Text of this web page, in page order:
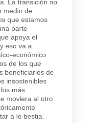
La transición no
medio de
que estamos
parte
apoya el
eso va a
económico
de los que
beneficiarios de
insostenibles
más
moviera al otro
a lo bestia.